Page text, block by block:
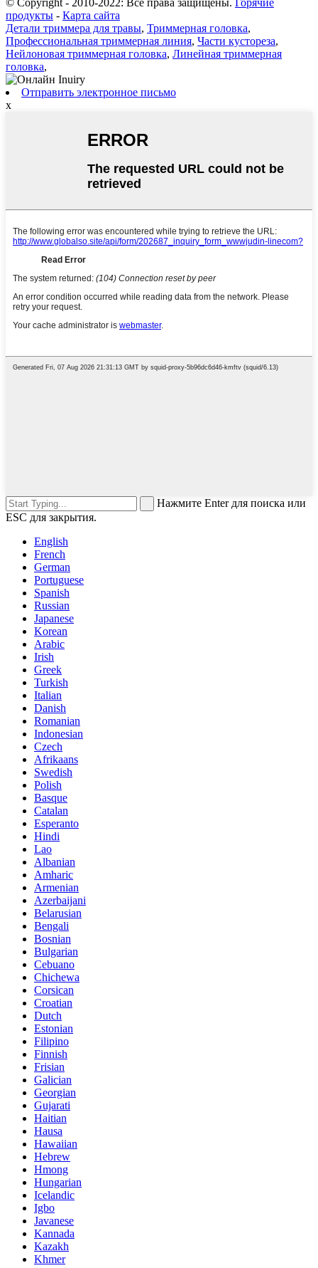
продукты - Карта сайта
Детали триммера для травы, Триммерная головка,
Профессиональная триммерная линия, Части кустореза,
Нейлоновая триммерная головка, Линейная триммерная
головка,
Отправить электронное письмо
x
Нажмите Enter для поиска или
ESC для закрытия.
English
French
German
Portuguese
Spanish
Russian
Japanese
Korean
Arabic
Irish
Greek
Turkish
Italian
Danish
Romanian
Indonesian
Czech
Afrikaans
Swedish
Polish
Basque
Catalan
Esperanto
Hindi
Lao
Albanian
Amharic
Armenian
Azerbaijani
Belarusian
Bengali
Bosnian
Bulgarian
Cebuano
Chichewa
Corsican
Croatian
Dutch
Estonian
Filipino
Finnish
Frisian
Galician
Georgian
Gujarati
Haitian
Hausa
Hawaiian
Hebrew
Hmong
Hungarian
Icelandic
Igbo
Javanese
Kannada
Kazakh
Khmer